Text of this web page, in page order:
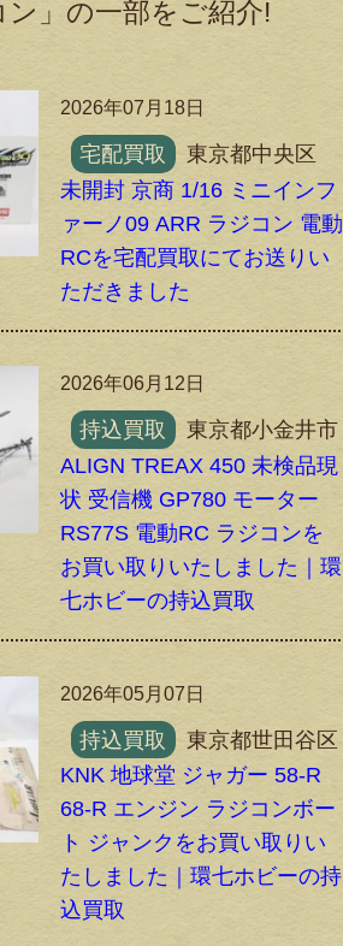
」の一部をご紹介!
2026年07月18日
宅配買取
東京都中央区
未開封 京商 1/16 ミニインフ
ァーノ09 ARR ラジコン 電動
RCを宅配買取にてお送りい
ただきました
2026年06月12日
持込買取
東京都小金井市
ALIGN TREAX 450 未検品現
状 受信機 GP780 モーター
RS77S 電動RC ラジコンを
お買い取りいたしました｜環
七ホビーの持込買取
2026年05月07日
持込買取
東京都世田谷区
KNK 地球堂 ジャガー 58-R
68-R エンジン ラジコンボー
ト ジャンクをお買い取りい
たしました｜環七ホビーの持
込買取